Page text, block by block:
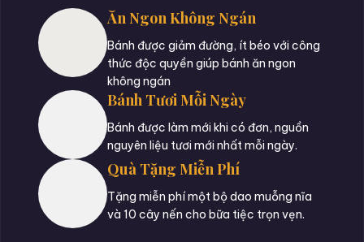
Ăn Ngon Không Ngán
Bánh được giảm đường, ít béo với công
thức độc quyền giúp bánh ăn ngon
không ngán
Bánh Tươi Mỗi Ngày
Bánh được làm mới khi có đơn, nguồn
nguyên liệu tươi mới nhất mỗi ngày.
Quà Tặng Miễn Phí
Tặng miễn phí một bộ dao muỗng nĩa
và 10 cây nến cho bữa tiệc trọn vẹn.